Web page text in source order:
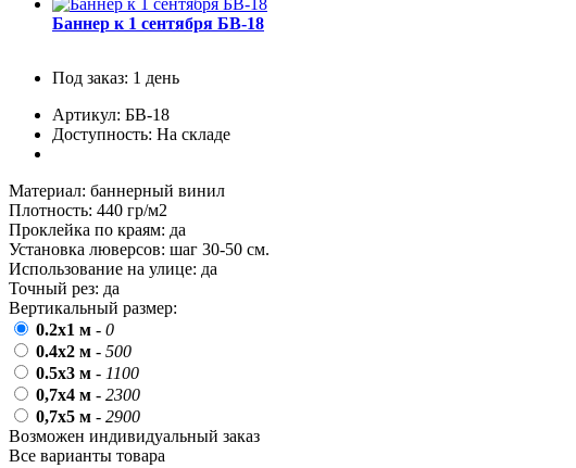
пожилых людей
19 октября, День Отца
25 октября, День Таможенника
Российской Федерации
28 октября, День Бабушек и Дедушек
Хэллоуин
4 ноября, День народного единства
7 ноября, День проведения военного
парада на Красной площади
7 ноября, День Октябрьской
революции
10 ноября, День сотрудника органов
внутренних дел РФ
13 ноября, День Войск РХБЗ
19 ноября, День Ракетных Войск и
Артиллерии
Баннер к 1 сентября БВ-18
Под заказ: 1 день
Артикул: БВ-18
Доступность: На складе
Материал: баннерный винил
Плотность: 440 гр/м2
Проклейка по краям: да
Установка люверсов: шаг 30-50 см.
Использование на улице: да
Точный рез: да
Вертикальный размер:
0.2х1 м - 0
0.4х2 м - 500
0.5х3 м - 1100
0,7х4 м - 2300
0,7х5 м - 2900
Возможен индивидуальный заказ
Все варианты товара